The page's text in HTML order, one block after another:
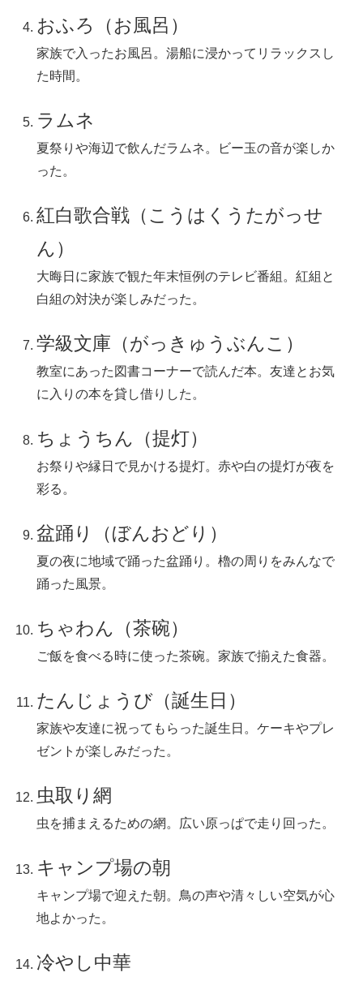
おふろ（お風呂）
家族で入ったお風呂。湯船に浸かってリラックスし
た時間。
ラムネ
夏祭りや海辺で飲んだラムネ。ビー玉の音が楽しか
った。
紅白歌合戦（こうはくうたがっせ
ん）
大晦日に家族で観た年末恒例のテレビ番組。紅組と
白組の対決が楽しみだった。
学級文庫（がっきゅうぶんこ）
教室にあった図書コーナーで読んだ本。友達とお気
に入りの本を貸し借りした。
ちょうちん（提灯）
お祭りや縁日で見かける提灯。赤や白の提灯が夜を
彩る。
盆踊り（ぼんおどり）
夏の夜に地域で踊った盆踊り。櫓の周りをみんなで
踊った風景。
ちゃわん（茶碗）
ご飯を食べる時に使った茶碗。家族で揃えた食器。
たんじょうび（誕生日）
家族や友達に祝ってもらった誕生日。ケーキやプレ
ゼントが楽しみだった。
虫取り網
虫を捕まえるための網。広い原っぱで走り回った。
キャンプ場の朝
キャンプ場で迎えた朝。鳥の声や清々しい空気が心
地よかった。
冷やし中華